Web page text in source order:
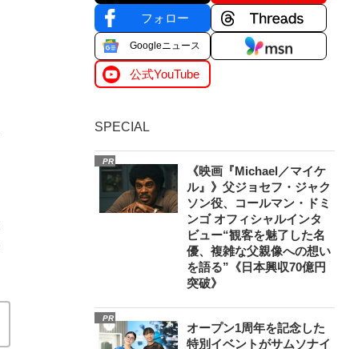
フォロー
Googleニュース
公式YouTube
SPECIAL
PR
《映画『Michael／マイケ
ル』》父ジョセフ・ジャク
ソン役、コールマン・ドミ
ンゴ オフィシャルインタ
ビュー“観客を魅了した名
優、複雑な父親像への想い
を語る”《日本興収70億円
突破》
PR
オープン1周年を記念した
特別イベントがサムソナイ